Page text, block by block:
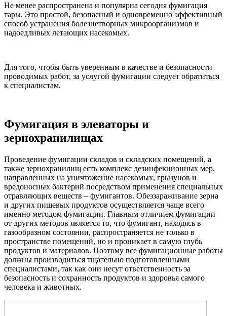
Не менее распространена и популярна сегодня фумигация
тары. Это простой, безопасный и одновременно эффективный
способ устранения болезнетворных микроорганизмов и
надоедливых летающих насекомых.
Для того, чтобы быть уверенным в качестве и безопасности
проводимых работ, за услугой фумигации следует обратиться
к специалистам.
Фумигация в элеваторы и
зернохранилищах
Проведение фумигации складов и складских помещений, а
также зернохранилищ есть комплекс дезинфекционных мер,
направленных на уничтожение насекомых, грызунов и
вредоносных бактерий посредством применения специальных
отравляющих веществ – фумигантов. Обеззараживание зерна
и других пищевых продуктов осуществляется чаще всего
именно методом фумигации. Главным отличием фумигации
от других методов является то, что фумигант, находясь в
газообразном состоянии, распространяется не только в
пространстве помещений, но и проникает в самую глубь
продуктов и материалов. Поэтому все фумигационные работы
должны производиться тщательно подготовленными
специалистами, так как они несут ответственность за
безопасность и сохранность продуктов и здоровья самого
человека и животных.